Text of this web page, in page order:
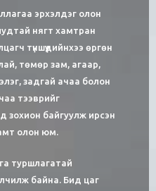
эрхэлдэг олон
нягт хамтран
түншүүдийнхээ өргөн
төмөр зам, агаар,
задгай ачаа болон
тээврийг
зохион байгуулж ирсэн
олон юм.
туршлагатай
байна. Бид цаг